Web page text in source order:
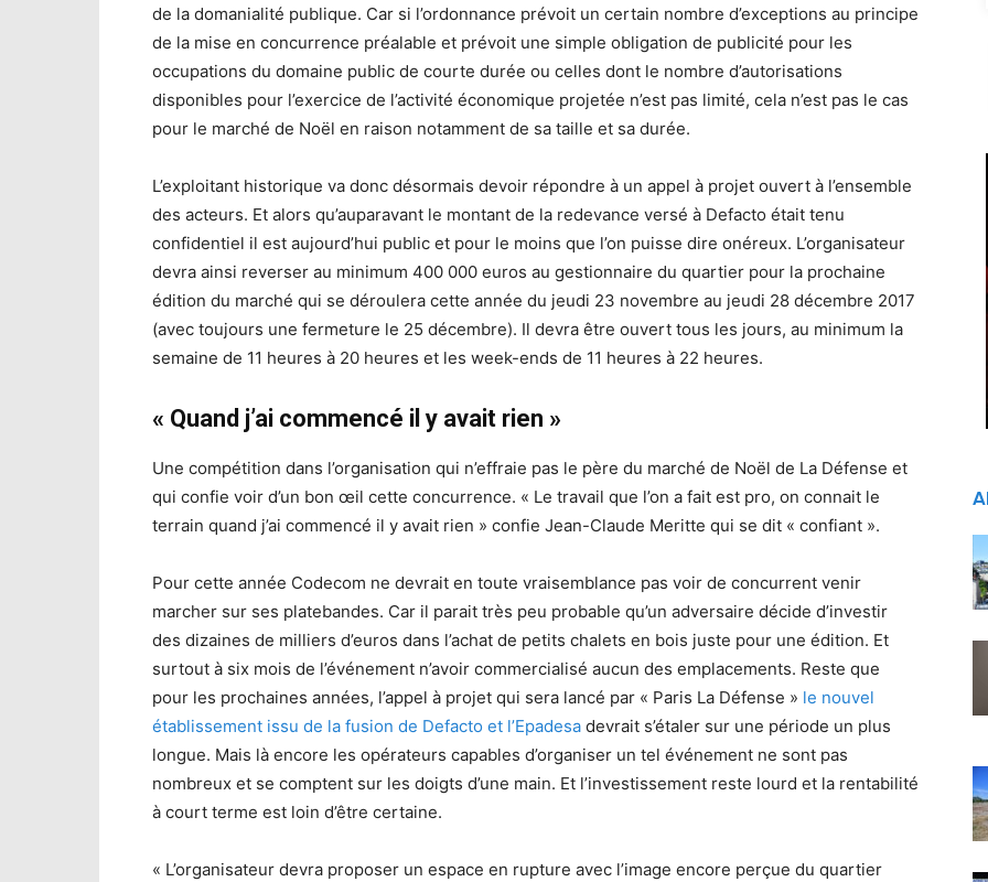
de la domanialité publique. Car si l’ordonnance prévoit un certain nombre d’exceptions au principe
de la mise en concurrence préalable et prévoit une simple obligation de publicité pour les
occupations du domaine public de courte durée ou celles dont le nombre d’autorisations
disponibles pour l’exercice de l’activité économique projetée n’est pas limité, cela n’est pas le cas
pour le marché de Noël en raison notamment de sa taille et sa durée.
L’exploitant historique va donc désormais devoir répondre à un appel à projet ouvert à l’ensemble
des acteurs. Et alors qu’auparavant le montant de la redevance versé à Defacto était tenu
confidentiel il est aujourd’hui public et pour le moins que l’on puisse dire onéreux. L’organisateur
devra ainsi reverser au minimum 400 000 euros au gestionnaire du quartier pour la prochaine
édition du marché qui se déroulera cette année du jeudi 23 novembre au jeudi 28 décembre 2017
(avec toujours une fermeture le 25 décembre). Il devra être ouvert tous les jours, au minimum la
semaine de 11 heures à 20 heures et les week-ends de 11 heures à 22 heures.
« Quand j’ai commencé il y avait rien »
Une compétition dans l’organisation qui n’effraie pas le père du marché de Noël de La Défense et
qui confie voir d’un bon œil cette concurrence. « Le travail que l’on a fait est pro, on connait le
terrain quand j’ai commencé il y avait rien » confie Jean-Claude Meritte qui se dit « confiant ».
Pour cette année Codecom ne devrait en toute vraisemblance pas voir de concurrent venir
marcher sur ses platebandes. Car il parait très peu probable qu’un adversaire décide d’investir
des dizaines de milliers d’euros dans l’achat de petits chalets en bois juste pour une édition. Et
surtout à six mois de l’événement n’avoir commercialisé aucun des emplacements. Reste que
pour les prochaines années, l’appel à projet qui sera lancé par « Paris La Défense » le nouvel
établissement issu de la fusion de Defacto et l’Epadesa devrait s’étaler sur une période un plus
longue. Mais là encore les opérateurs capables d’organiser un tel événement ne sont pas
nombreux et se comptent sur les doigts d’une main. Et l’investissement reste lourd et la rentabilité
à court terme est loin d’être certaine.
« L’organisateur devra proposer un espace en rupture avec l’image encore perçue du quartier